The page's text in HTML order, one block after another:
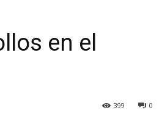
en el
0
399